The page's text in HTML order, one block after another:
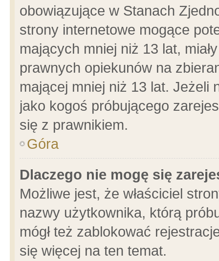
obowiązujące w Stanach
strony internetowe mogące
mających mniej niż 13 lat,
prawnych opiekunów na
mającej mniej niż 13 lat. Jeżeli
jako kogoś próbującego
się z prawnikiem.
Góra
Dlaczego nie mogę się
Możliwe jest, że właściciel
nazwy użytkownika, którą
mógł też zablokować
się więcej na ten temat.